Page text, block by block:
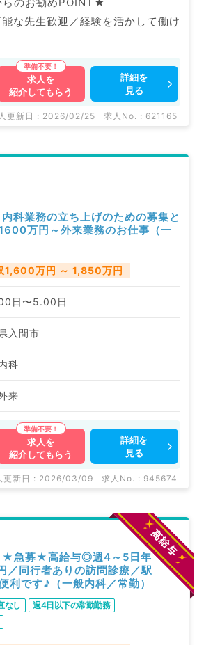
な先生歓迎／経験を活かして働け
万円も目指せます♪
は病院やクリニックなどの医療機
こと、
気軽にお問合せ下さい。
求人を
紹介してもらう
詳細を
見る
更新日 : 2026/02/25 求人No. : 621165
内科業務の立ち上げのための募集と
万円～外来業務のお仕事（一
1,600万円 ～ 1,850万円
日〜5.00日
入間市
科
来
求人を
紹介してもらう
詳細を
見る
更新日 : 2026/03/09 求人No. : 945674
★急募★高給与◎週4～5日年
／同行者ありの訪問診療／駅
利です♪（一般内科／常勤）
なし
週4日以下の常勤勤務